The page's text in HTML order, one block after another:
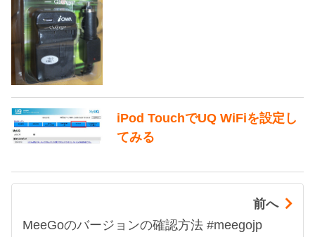
iPod TouchでUQ WiFiを設定し
てみる
前へ
MeeGoのバージョンの確認方法 #meegojp